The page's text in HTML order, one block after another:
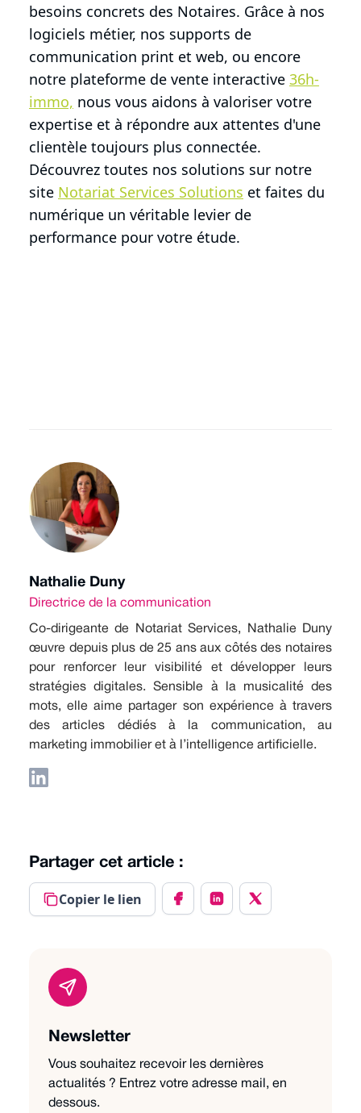
besoins concrets des Notaires. Grâce à nos
logiciels métier, nos supports de
communication print et web, ou encore
notre plateforme de vente interactive 36h-
immo, nous vous aidons à valoriser votre
expertise et à répondre aux attentes d'une
clientèle toujours plus connectée.
Découvrez toutes nos solutions sur notre
site Notariat Services Solutions et faites du
numérique un véritable levier de
performance pour votre étude.
Nathalie Duny
Directrice de la communication
Co-dirigeante de Notariat Services, Nathalie Duny
œuvre depuis plus de 25 ans aux côtés des notaires
pour renforcer leur visibilité et développer leurs
stratégies digitales. Sensible à la musicalité des
mots, elle aime partager son expérience à travers
des articles dédiés à la communication, au
marketing immobilier et à l’intelligence artificielle.
Partager cet article :
Copier le lien
Newsletter
Vous souhaitez recevoir les dernières
actualités ? Entrez votre adresse mail, en
dessous.